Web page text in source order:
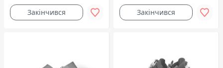
Закінчився Закінчився